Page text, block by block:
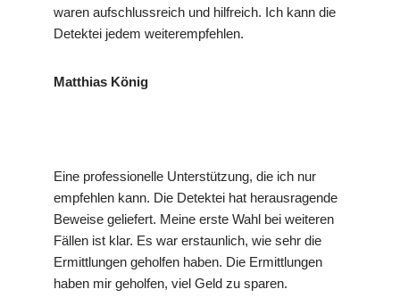
waren aufschlussreich und hilfreich. Ich kann die
Detektei jedem weiterempfehlen.
Matthias König
Eine professionelle Unterstützung, die ich nur
empfehlen kann. Die Detektei hat herausragende
Beweise geliefert. Meine erste Wahl bei weiteren
Fällen ist klar. Es war erstaunlich, wie sehr die
Ermittlungen geholfen haben. Die Ermittlungen
haben mir geholfen, viel Geld zu sparen.